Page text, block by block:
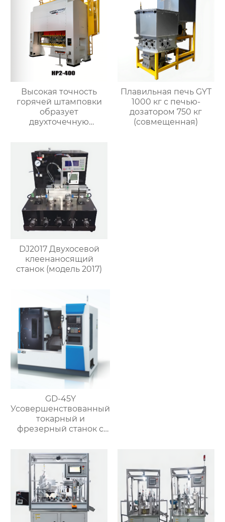
Высокая точность
горячей штамповки
образует
двухточечную
Плавильная печь GYT
1000 кг с печью-
дозатором 750 кг
(совмещенная)
DJ2017 Двухосевой
клеенаносящий
станок (модель 2017)
GD-45Y
Усовершенствованный
токарный и
фрезерный станок с
клапанов